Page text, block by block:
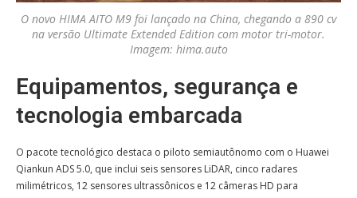
O novo HIMA AITO M9 foi lançado na China, chegando a 890 cv
na versão Ultimate Extended Edition com motor tri-motor.
Imagem: hima.auto
Equipamentos, segurança e
tecnologia embarcada
O pacote tecnológico destaca o piloto semiautônomo com o Huawei
Qiankun ADS 5.0, que inclui seis sensores LiDAR, cinco radares
milimétricos, 12 sensores ultrassônicos e 12 câmeras HD para